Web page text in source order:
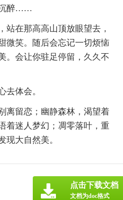
沉醉……
站在那高高山顶放眼望去，
微笑。随后会忘记一切烦恼
。会让你驻足停留，久久不
去体会。
离留恋；幽静森林，渴望着
着迷人梦幻；凋零落叶，重
现大自然美。
点击下载文档
文档为doc格式